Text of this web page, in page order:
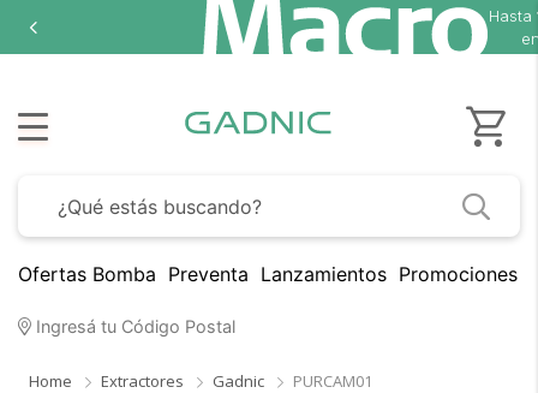
Hasta
Ofertas Bomba Preventa Lanzamientos Promociones
Ingresá tu Código Postal
Home Extractores Gadnic PURCAM01